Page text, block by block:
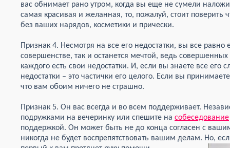
вас обнимает рано утром, когда вы еще не сумели
самая красивая и желанная, то, пожалуй, стоит поверить
без ваших нарядов, косметики и прически.
Признак 4. Несмотря на все его недостатки, вы все
совершенстве, так и останется мечтой, ведь
каждого есть свои недостатки. И, если вы знаете все его
недостатки – это частички его целого. Если вы
что вам обоим ничего не страшно.
Признак 5. Он вас всегда и во всем поддерживает.
подружками на вечеринку или спешите на собеседование
поддержкой. Он может быть не до конца согласен с
никогда не будет воспрепятствовать вашим делам. Но,